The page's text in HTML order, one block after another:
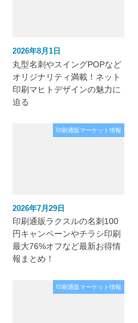
2026年8月1日
丸型名刺やスイングPOPなど
オリジナリティ満載！ネット
印刷マヒトデザインの魅力に
迫る
印刷通販マーケット情報
2026年7月29日
印刷通販ラクスルの名刺100
円キャンペーンやチラシ印刷
最大76%オフなど最新お得情
報まとめ！
印刷通販マーケット情報